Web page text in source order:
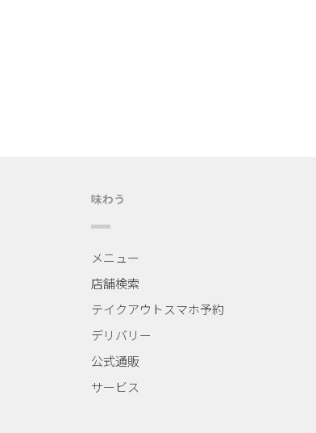
味わう
メニュー
店舗検索
テイクアウトスマホ予約
デリバリー
公式通販
サービス